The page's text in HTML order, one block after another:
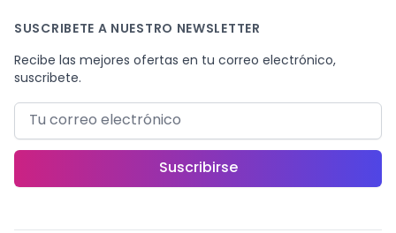
SUSCRIBETE A NUESTRO NEWSLETTER
Recibe las mejores ofertas en tu correo electrónico,
suscribete.
Correo electrónico
Suscribirse